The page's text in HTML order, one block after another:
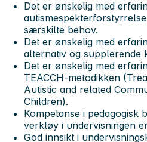
Det er ønskelig med
særskilte behov.
Det er ønskelig med
alternativ og supplerende
Det er ønskelig med
TEACCH-metodikken
Autistic and related
Children).
Kompetanse i pedagogisk
verktøy i undervisningen
God innsikt i